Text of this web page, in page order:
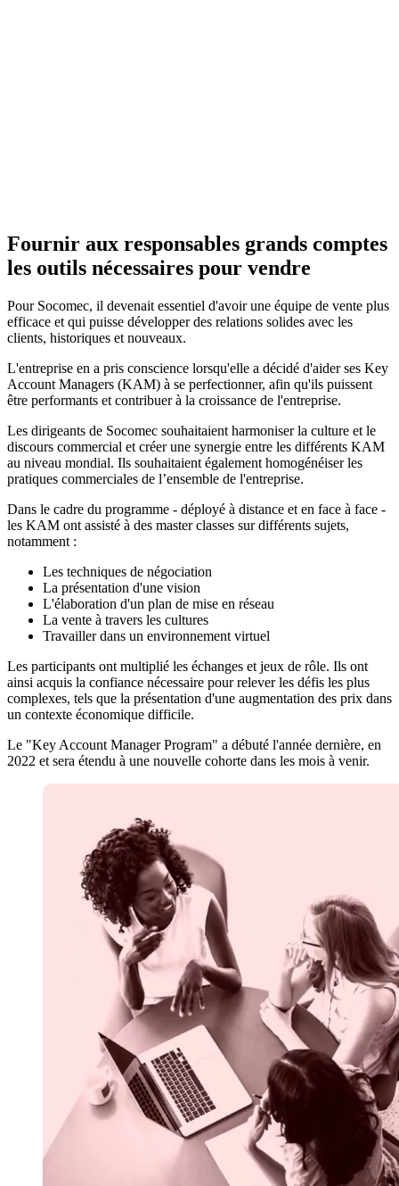
Fournir aux responsables grands comptes
les outils nécessaires pour vendre
Pour Socomec, il devenait essentiel d'avoir une équipe de vente plus
efficace et qui puisse développer des relations solides avec les
clients, historiques et nouveaux.
L'entreprise en a pris conscience lorsqu'elle a décidé d'aider ses Key
Account Managers (KAM) à se perfectionner, afin qu'ils puissent
être performants et contribuer à la croissance de l'entreprise.
Les dirigeants de Socomec souhaitaient harmoniser la culture et le
discours commercial et créer une synergie entre les différents KAM
au niveau mondial. Ils souhaitaient également homogénéiser les
pratiques commerciales de l’ensemble de l'entreprise.
Dans le cadre du programme - déployé à distance et en face à face -
les KAM ont assisté à des master classes sur différents sujets,
notamment :
Les techniques de négociation
La présentation d'une vision
L'élaboration d'un plan de mise en réseau
La vente à travers les cultures
Travailler dans un environnement virtuel
Les participants ont multiplié les échanges et jeux de rôle. Ils ont
ainsi acquis la confiance nécessaire pour relever les défis les plus
complexes, tels que la présentation d'une augmentation des prix dans
un contexte économique difficile.
Le "Key Account Manager Program" a débuté l'année dernière, en
2022 et sera étendu à une nouvelle cohorte dans les mois à venir.